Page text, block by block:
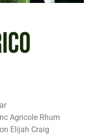
Agricole Rhum
Elijah Craig